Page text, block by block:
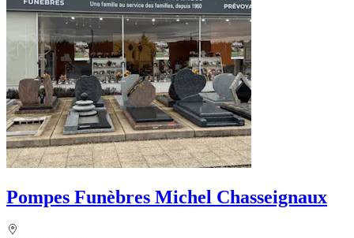
Pompes Funèbres Michel Chasseignaux